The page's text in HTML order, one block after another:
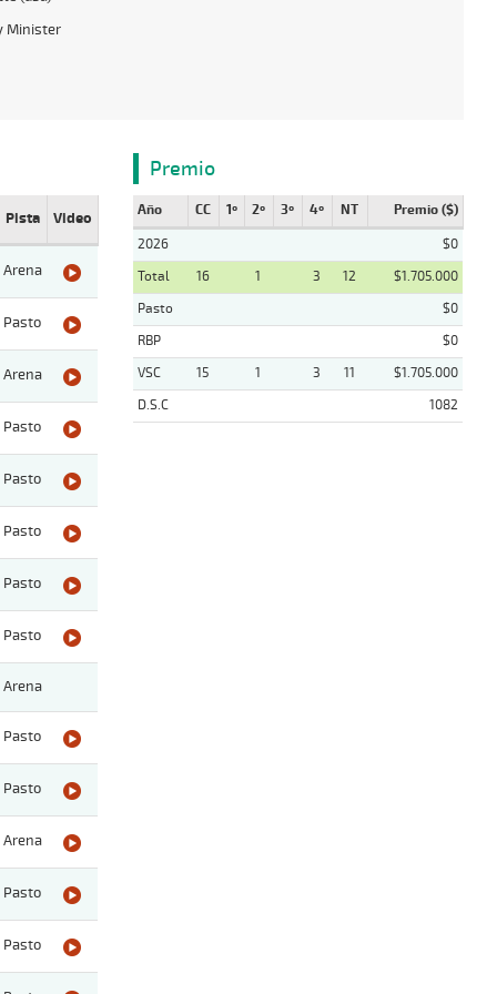
Minister
Pista Video
Arena
Pasto
Arena
Pasto
Pasto
Pasto
Pasto
Pasto
Arena
Pasto
Pasto
Arena
Pasto
Pasto
Premio
Año CC 1º 2º 3º 4º NT Premio ($)
2026
$0
Total
16 1 3 12
$1.705.000
Pasto
$0
RBP
$0
VSC
15 1 3 11
$1.705.000
D.S.C
1082